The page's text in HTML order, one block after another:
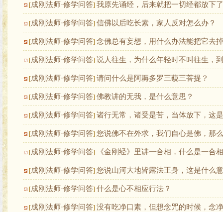
[成刚法师·修学问答] 我原先诵经，后来就把一切经都放下
[成刚法师·修学问答] 信佛以后吃长素，家人反对怎么办？
[成刚法师·修学问答] 念佛总有妄想，用什么办法能把它去
[成刚法师·修学问答] 说人往生，为什么年轻时不叫往生，
[成刚法师·修学问答] 请问什么是阿耨多罗三藐三菩提？
[成刚法师·修学问答] 佛教讲的无我，是什么意思？
[成刚法师·修学问答] 诸行无常，诸受是苦，当体放下，这
[成刚法师·修学问答] 您说佛不在外求，我们自心是佛，那
[成刚法师·修学问答] 《金刚经》里讲一合相，什么是一合
[成刚法师·修学问答] 您说山河大地皆露法王身，这是什么
[成刚法师·修学问答] 什么是心不相应行法？
[成刚法师·修学问答] 没有吃净口素，但想念咒的时候，念